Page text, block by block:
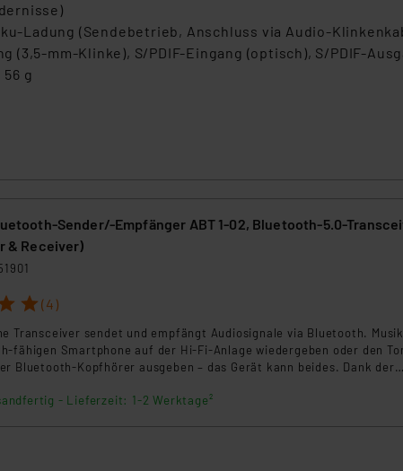
personenbezogene Daten in den USA. Ihre Einwilligung
daher ggf. auch die Verarbeitung Ihrer Daten in den USA
und zu der jeweiligen Datenübermittlung erhalten
Angemessenheitsbeschluss der EU. Dies bedeutet, dass die
Ladung (Sendebetrieb, Anschluss via Audio-
(3,5-mm-Klinke), S/PDIF-Eingang (optisch), S/PDIF-
g
Sender/-Empfänger ABT 1-02, Bluetooth-5.0-
& Receiver)
5 (4)
Transceiver sendet und empfängt Audiosignale via Bluetooth.
fähigen Smartphone auf der Hi-Fi-Anlage wiedergeben oder den
Bluetooth-Kopfhörer ausgeben – das Gerät kann beides. Dank der
in CD-Qualität und lippensynchron übertragen - zeitkritische
- Lieferzeit: 1-2 Werktage²